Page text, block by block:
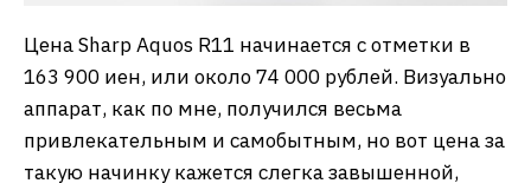
Цена Sharp Aquos R11 начинается с отметки в
163 900 иен, или около 74 000 рублей. Визуально
аппарат, как по мне, получился весьма
привлекательным и самобытным, но вот цена за
такую начинку кажется слегка завышенной,